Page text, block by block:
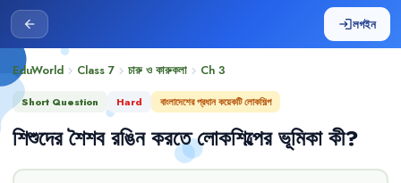
arrow_back loginলগইন
EduWorld chevron_right Class 7 chevron_right চারু ও কারুকলা chevron_right Ch 3
Short Question Hard বাংলাদেশের প্রধান কয়েকটি লোকশিল্প
শিশুদের শৈশব রঙিন করতে লোকশিল্পের ভূমিকা কী?